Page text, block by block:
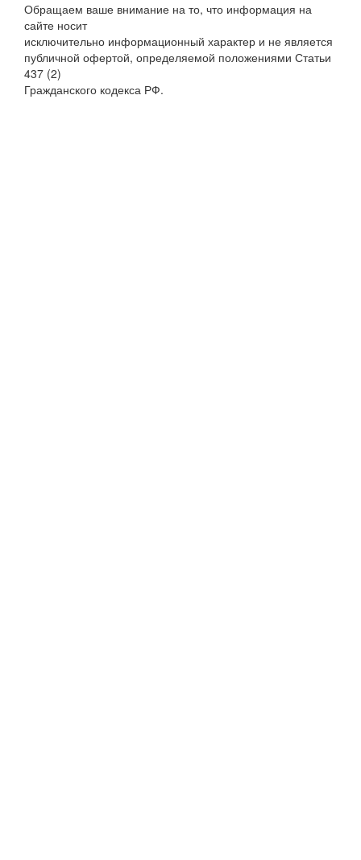
Обращаем ваше внимание на то, что информация на
сайте носит
исключительно информационный характер и не является
публичной офертой, определяемой положениями Статьи
437 (2)
Гражданского кодекса РФ.